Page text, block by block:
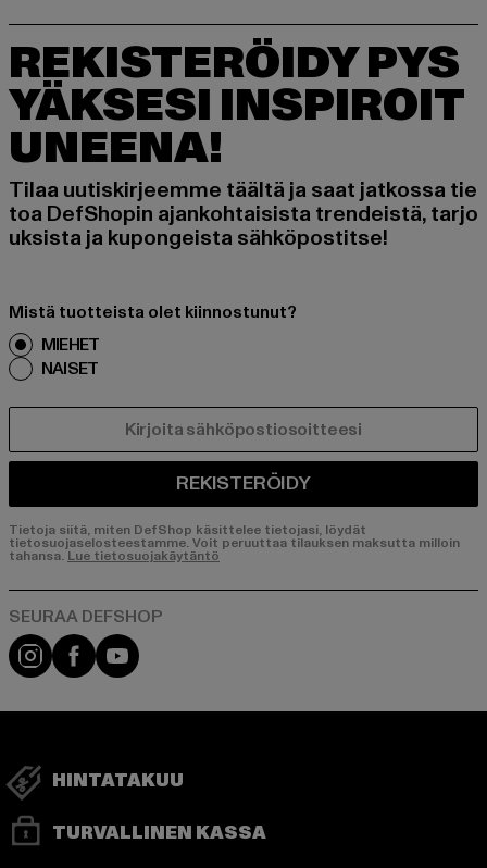
REKISTERÖIDY PYS
YÄKSESI INSPIROIT
UNEENA!
Tilaa uutiskirjeemme täältä ja saat jatkossa tie
toa DefShopin ajankohtaisista trendeistä, tarjo
uksista ja kupongeista sähköpostitse!
Mistä tuotteista olet kiinnostunut?
MIEHET
NAISET
REKISTERÖIDY
Tietoja siitä, miten DefShop käsittelee tietojasi, löydät
tietosuojaselosteestamme. Voit peruuttaa tilauksen maksutta milloin
tahansa. Lue tietosuojakäytäntö
Visit our Instagram page:
Visit our Facebook page:
Visit our YouTube channel:
HINTATAKUU
TURVALLINEN KASSA